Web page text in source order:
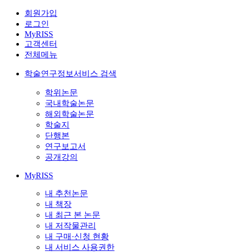
회원가입
로그인
MyRISS
고객센터
전체메뉴
학술연구정보서비스 검색
학위논문
국내학술논문
해외학술논문
학술지
단행본
연구보고서
공개강의
MyRISS
내 추천논문
내 책장
내 최근 본 논문
내 저작물관리
내 구매·신청 현황
내 서비스 사용권한